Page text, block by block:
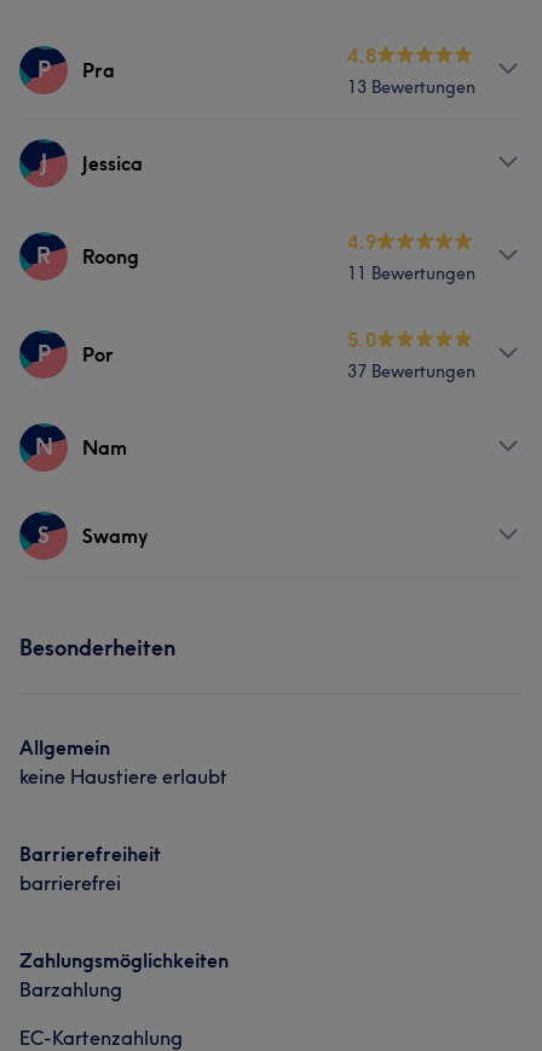
Was unsere Kunden über Kon sagen
Professionell
Services
P Pra
4.8
13 Bewertungen
Services
J Jessica
Services
R Roong
4.9
11 Bewertungen
Services
P Por
5.0
37 Bewertungen
Services
N Nam
Services
S Swamy
Besonderheiten
Allgemein
keine Haustiere erlaubt
Barrierefreiheit
barrierefrei
Zahlungsmöglichkeiten
Barzahlung
EC-Kartenzahlung